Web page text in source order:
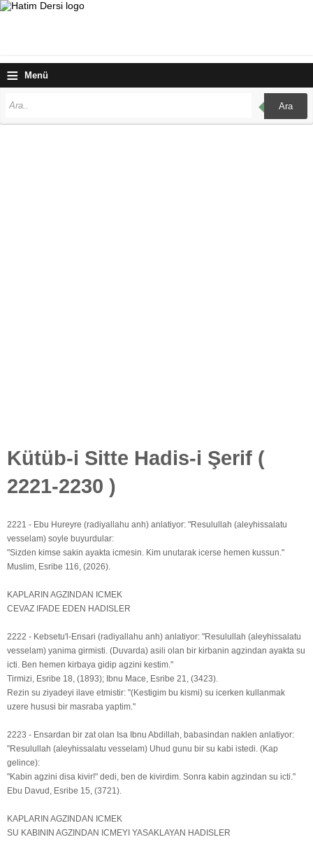
≡ Menü
Ara
Kütüb-i Sitte Hadis-i Şerif (
2221-2230 )
2221 - Ebu Hureyre (radiyallahu anh) anlatiyor: "Resulullah (aleyhissalatu
vesselam) soyle buyurdular:
"Sizden kimse sakin ayakta icmesin. Kim unutarak icerse hemen kussun."
Muslim, Esribe 116, (2026).
KAPLARIN AGZINDAN ICMEK
CEVAZ IFADE EDEN HADISLER
2222 - Kebsetu'l-Ensari (radiyallahu anh) anlatiyor: "Resulullah (aleyhissalatu
vesselam) yanima girmisti. (Duvarda) asili olan bir kirbanin agzindan ayakta su
icti. Ben hemen kirbaya gidip agzini kestim."
Tirmizi, Esribe 18, (1893); Ibnu Mace, Esribe 21, (3423).
Rezin su ziyadeyi ilave etmistir: "(Kestigim bu kismi) su icerken kullanmak
uzere hususi bir masraba yaptim."
2223 - Ensardan bir zat olan Isa Ibnu Abdillah, babasindan naklen anlatiyor:
"Resulullah (aleyhissalatu vesselam) Uhud gunu bir su kabi istedi. (Kap
gelince):
"Kabin agzini disa kivir!" dedi, ben de kivirdim. Sonra kabin agzindan su icti."
Ebu Davud, Esribe 15, (3721).
KAPLARIN AGZINDAN ICMEK
SU KABININ AGZINDAN ICMEYI YASAKLAYAN HADISLER